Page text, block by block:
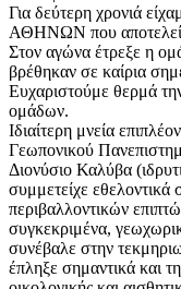
Για δεύτερη χρονιά
ΑΘΗΝΩΝ που αποτελεί
Στον αγώνα έτρεξε η
βρέθηκαν σε καίρια
Ευχαριστούμε θερμά
ομάδων.
Ιδιαίτερη μνεία
Γεωπονικού
Διονύσιο Καλύβα
συμμετείχε
περιβαλλοντικών
συγκεκριμένα,
συνέβαλε στην
έπληξε σημαντικά και